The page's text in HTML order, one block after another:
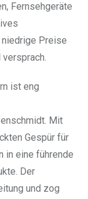
Fernsehgeräte
niedrige Preise
ist eng
Mit
Gespür für
in eine führende
Der
und zog